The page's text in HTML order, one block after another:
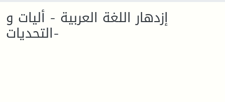
إزدهار اللغة العربية - أليات و
التحديات-